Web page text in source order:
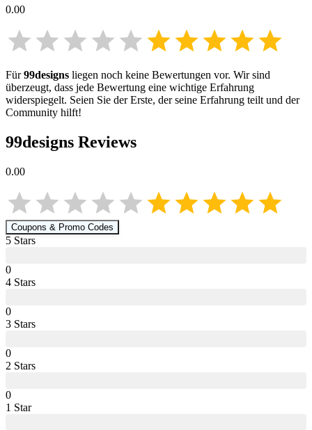
0.00
Für99designs liegen noch keine Bewertungen vor. Wir sind
überzeugt, dass jede Bewertung eine wichtige Erfahrung
widerspiegelt. Seien Sie der Erste, der seine Erfahrung teilt und der
Community hilft!
99designs Reviews
0.00
Coupons & Promo Codes
5 Stars
0
4 Stars
0
3 Stars
0
2 Stars
0
1 Star